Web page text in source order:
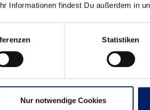
Informationen findest Du außerdem in
Statistiken
Nur notwendige Cookies